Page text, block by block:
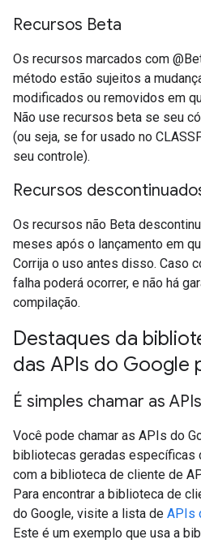
Recursos Beta
Os recursos marcados com
método estão sujeitos a
modificados ou removidos em
Não use recursos beta se seu
(ou seja, se for usado no
seu controle).
Recursos
Os recursos não Beta
meses após o lançamento em
Corrija o uso antes disso. Caso
falha poderá ocorrer, e não há
compilação.
Destaques da
das APIs do Google
É simples chamar as
Você pode chamar as APIs do
bibliotecas geradas específicas
com a biblioteca de cliente de
Para encontrar a biblioteca de
do Google, visite a lista de APIs
Este é um exemplo que usa a